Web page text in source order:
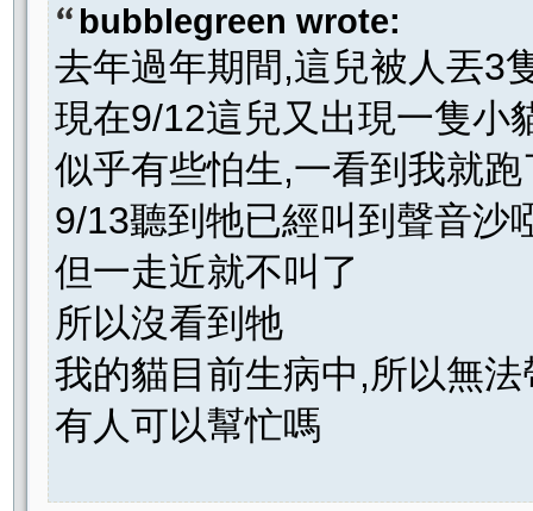
bubblegreen wrote:
去年過年期間,這兒被人丟3
現在9/12這兒又出現一隻小
似乎有些怕生,一看到我就
9/13聽到牠已經叫到聲音沙
但一走近就不叫了
所以沒看到牠
我的貓目前生病中,所以無
有人可以幫忙嗎